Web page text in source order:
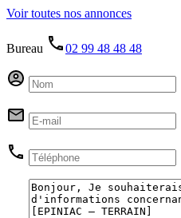
Voir toutes nos annonces
Bureau 02 99 48 48 48